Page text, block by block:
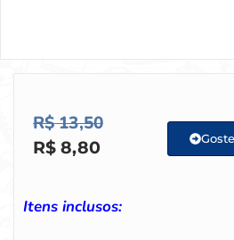
R$13,50
R$ 8,80
Itens inclusos: